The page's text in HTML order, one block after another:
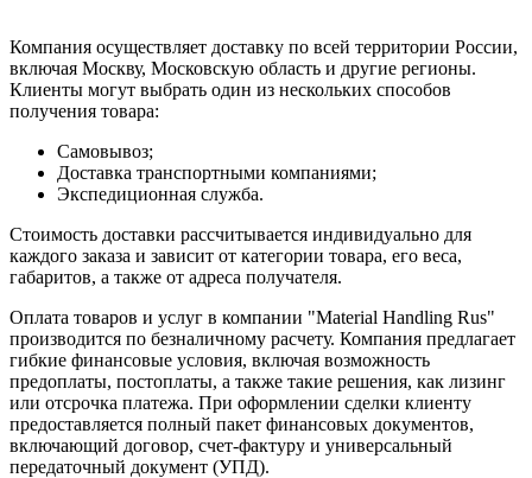
Компания осуществляет доставку по всей территории России,
включая Москву, Московскую область и другие регионы.
Клиенты могут выбрать один из нескольких способов
получения товара:
Самовывоз;
Доставка транспортными компаниями;
Экспедиционная служба.
Стоимость доставки рассчитывается индивидуально для
каждого заказа и зависит от категории товара, его веса,
габаритов, а также от адреса получателя.
Оплата товаров и услуг в компании "Material Handling Rus"
производится по безналичному расчету. Компания предлагает
гибкие финансовые условия, включая возможность
предоплаты, постоплаты, а также такие решения, как лизинг
или отсрочка платежа. При оформлении сделки клиенту
предоставляется полный пакет финансовых документов,
включающий договор, счет-фактуру и универсальный
передаточный документ (УПД).